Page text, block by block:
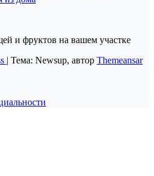
и фруктов на вашем участке
| Тема: Newsup, автор Themeansar